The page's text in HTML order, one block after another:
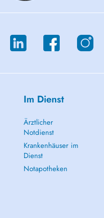
Im Dienst
Ärztlicher
Notdienst
Krankenhäuser im
Dienst
Notapotheken